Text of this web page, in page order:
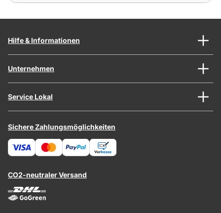
Hilfe & Informationen
Unternehmen
Service Lokal
Sichere Zahlungsmöglichkeiten
CO2-neutraler Versand